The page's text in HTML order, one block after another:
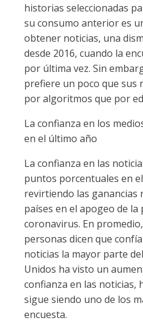
historias seleccionadas
su consumo anterior es
obtener noticias, una
desde 2016, cuando la
por última vez. Sin
prefiere un poco que sus
por algoritmos que por
La confianza en los
en el último año
La confianza en las
puntos porcentuales en
revirtiendo las ganancias
países en el apogeo de la
coronavirus. En
personas dicen que
noticias la mayor parte
Unidos ha visto un
confianza en las noticias,
sigue siendo uno de los
encuesta.